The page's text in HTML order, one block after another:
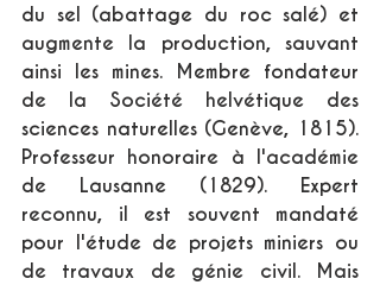
du sel (abattage du roc salé) et
augmente la production, sauvant
ainsi les mines. Membre fondateur
de la Société helvétique des
sciences naturelles (Genève, 1815).
Professeur honoraire à l'académie
de Lausanne (1829). Expert
reconnu, il est souvent mandaté
pour l'étude de projets miniers ou
de travaux de génie civil. Mais